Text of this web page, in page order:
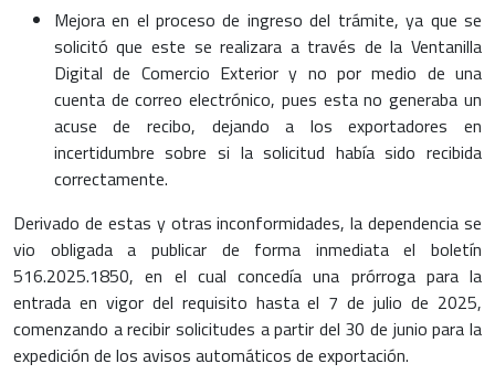
Mejora en el proceso de ingreso del trámite, ya que se
solicitó que este se realizara a través de la Ventanilla
Digital de Comercio Exterior y no por medio de una
cuenta de correo electrónico, pues esta no generaba un
acuse de recibo, dejando a los exportadores en
incertidumbre sobre si la solicitud había sido recibida
correctamente.
Derivado de estas y otras inconformidades, la dependencia se
vio obligada a publicar de forma inmediata el boletín
516.2025.1850, en el cual concedía una prórroga para la
entrada en vigor del requisito hasta el 7 de julio de 2025,
comenzando a recibir solicitudes a partir del 30 de junio para la
expedición de los avisos automáticos de exportación.